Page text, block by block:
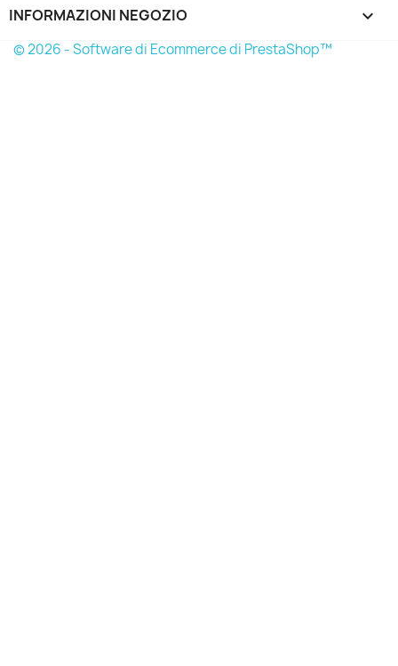
INFORMAZIONI NEGOZIO keyboard_arrow_down
© 2026 - Software di Ecommerce di PrestaShop™